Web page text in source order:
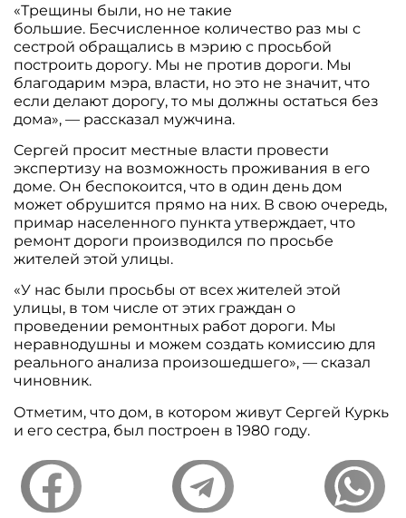
«Трещины были, но не такие
большие. Бесчисленное количество раз мы с
сестрой обращались в мэрию с просьбой
построить дорогу. Мы не против дороги. Мы
благодарим мэра, власти, но это не значит, что
если делают дорогу, то мы должны остаться без
дома», — рассказал мужчина.
Сергей просит местные власти провести
экспертизу на возможность проживания в его
доме. Он беспокоится, что в один день дом
может обрушится прямо на них. В свою очередь,
примар населенного пункта утверждает, что
ремонт дороги производился по просьбе
жителей этой улицы.
«У нас были просьбы от всех жителей этой
улицы, в том числе от этих граждан о
проведении ремонтных работ дороги. Мы
неравнодушны и можем создать комиссию для
реального анализа произошедшего», — сказал
чиновник.
Отметим, что дом, в котором живут Сергей Куркь
и его сестра, был построен в 1980 году.